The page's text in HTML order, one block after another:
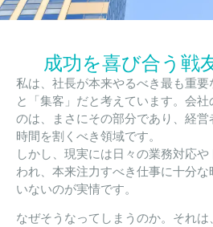
成功を喜び合う戦
私は、社長が本来やるべき最も重要
と「集客」だと考えています。会
のは、まさにその部分であり、経
時間を割くべき領域です。
しかし、現実には日々の業務対応
われ、本来注力すべき仕事に十分な
いないのが実情です。
なぜそうなってしまうのか。それ